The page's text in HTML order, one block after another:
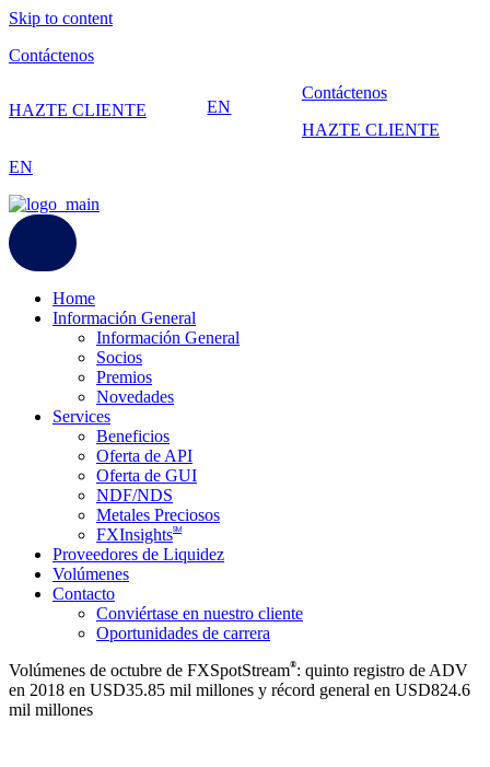
Skip to content
Contáctenos
HAZTE CLIENTE EN
Contáctenos
HAZTE CLIENTE
EN
Home
Información General
Información General
Socios
Premios
Novedades
Services
Beneficios
Oferta de API
Oferta de GUI
NDF/NDS
Metales Preciosos
FXInsightsSM
Proveedores de Liquidez
Volúmenes
Contacto
Conviértase en nuestro cliente
Oportunidades de carrera
Volúmenes de octubre de FXSpotStream®: quinto registro de ADV
en 2018 en USD35.85 mil millones y récord general en USD824.6
mil millones